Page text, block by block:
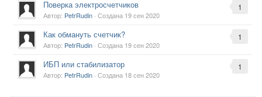
1
Поверка электросчетчиков
Автор: PetrRudin · Создана 19 сен 2020
1
Как обмануть счетчик?
Автор: PetrRudin · Создана 19 сен 2020
1
ИБП или стабилизатор
Автор: PetrRudin · Создана 18 сен 2020